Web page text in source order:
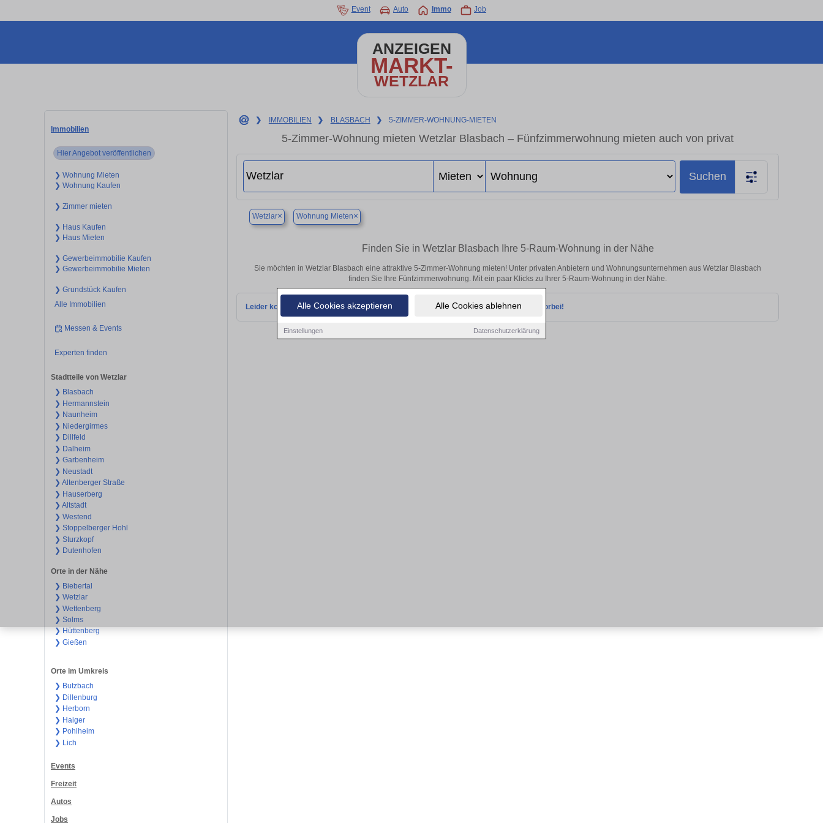
Alle Cookies akzeptieren Alle Cookies ablehnen
Einstellungen Datenschutzerklärung
Event Auto Immo Job
ANZEIGEN
MARKT-
WETZLAR
Immobilien
Hier Angebot veröffentlichen
❯ Wohnung Mieten
❯ Wohnung Kaufen
❯ Zimmer mieten
❯ Haus Kaufen
❯ Haus Mieten
❯ Gewerbeimmobilie Kaufen
❯ Gewerbeimmobilie Mieten
❯ Grundstück Kaufen
Alle Immobilien
Messen & Events
Experten finden
Stadtteile von Wetzlar
❯ Blasbach
❯ Hermannstein
❯ Naunheim
❯ Niedergirmes
❯ Dillfeld
❯ Dalheim
❯ Garbenheim
❯ Neustadt
❯ Altenberger Straße
❯ Hauserberg
❯ Altstadt
❯ Westend
❯ Stoppelberger Hohl
❯ Sturzkopf
❯ Dutenhofen
Orte in der Nähe
❯ Biebertal
❯ Wetzlar
❯ Wettenberg
❯ Solms
❯ Hüttenberg
❯ Gießen
Orte im Umkreis
❯ Butzbach
❯ Dillenburg
❯ Herborn
❯ Haiger
❯ Pohlheim
❯ Lich
Events
Freizeit
Autos
Jobs
❯ IMMOBILIEN ❯ BLASBACH ❯ 5-ZIMMER-WOHNUNG-MIETEN
5-Zimmer-Wohnung mieten Wetzlar Blasbach – Fünfzimmerwohnung mieten auch von privat
Suchen
Wetzlar× Wohnung Mieten×
Finden Sie in Wetzlar Blasbach Ihre 5-Raum-Wohnung in der Nähe
Sie möchten in Wetzlar Blasbach eine attraktive 5-Zimmer-Wohnung mieten! Unter privaten Anbietern und Wohnungsunternehmen aus Wetzlar Blasbach
finden Sie Ihre Fünfzimmerwohnung. Mit ein paar Klicks zu Ihrer 5-Raum-Wohnung in der Nähe.
Leider konnten wir derzeit keine passenden Objekte finden. Schauen Sie bald wieder vorbei!